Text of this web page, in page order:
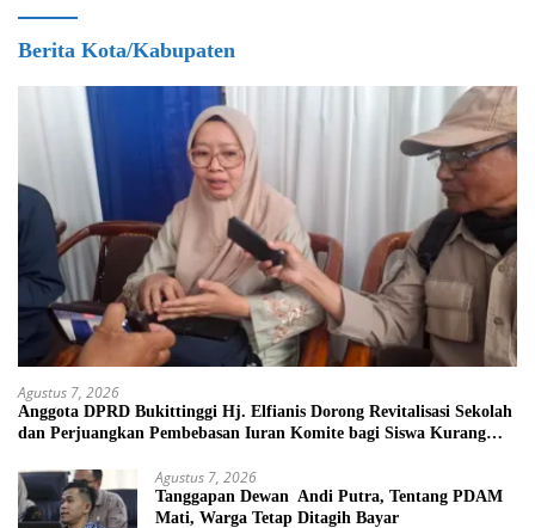
Berita Kota/Kabupaten
Agustus 7, 2026
Anggota DPRD Bukittinggi Hj. Elfianis Dorong Revitalisasi Sekolah
dan Perjuangkan Pembebasan Iuran Komite bagi Siswa Kurang
Agustus 7, 2026
Tanggapan Dewan Andi Putra, Tentang PDAM
Mati, Warga Tetap Ditagih Bayar